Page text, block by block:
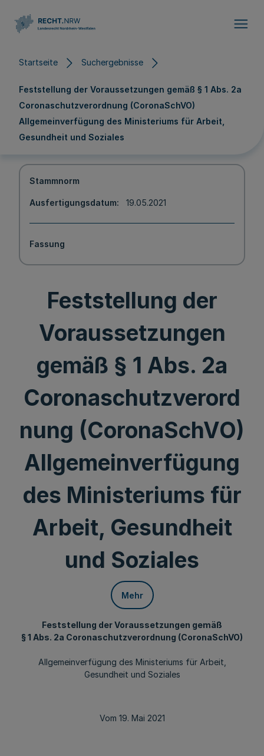
Startseite Suchergebnisse
Feststellung der Voraussetzungen gemäß § 1 Abs. 2a
Coronaschutzverordnung (CoronaSchVO)
Allgemeinverfügung des Ministeriums für Arbeit,
Gesundheit und Soziales
Stammnorm
Ausfertigungsdatum 19.05.2021
Fassung
Feststellung der
Voraussetzungen
gemäß § 1 Abs. 2a
Coronaschutzverord
nung (CoronaSchVO)
Allgemeinverfügung
des Ministeriums für
Arbeit, Gesundheit
und Soziales
Mehr
Feststellung der Voraussetzungen gemäß
§ 1 Abs. 2a Coronaschutzverordnung (CoronaSchVO)
Allgemeinverfügung des Ministeriums für Arbeit,
Gesundheit und Soziales
Vom 19. Mai 2021